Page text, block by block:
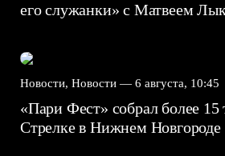
его служанки» с Матвеем
Новости, Новости — 6 августа, 10:45
«Пари Фест» собрал более 15
Стрелке в Нижнем Новгороде